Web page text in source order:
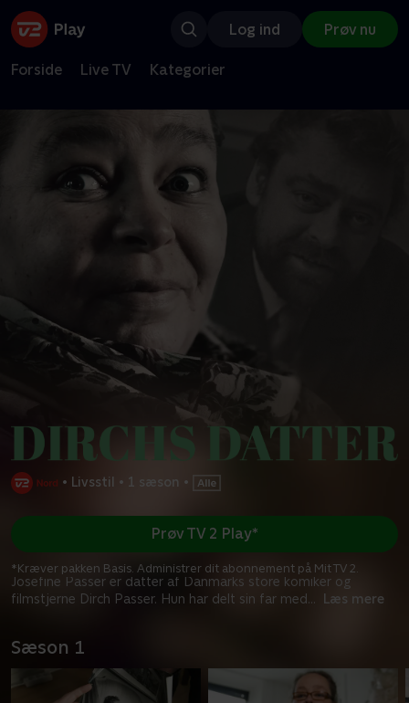
Log ind Prøv nu
Forside Live TV Kategorier
• Livsstil • 1 sæson •
Josefine Passer er datter af Danmarks store komiker og
filmstjerne Dirch Passer. Hun har delt sin far med... Læs mere
Prøv TV 2 Play*
*Kræver pakken Basis. Administrer dit abonnement på Mit TV 2.
Sæson 1